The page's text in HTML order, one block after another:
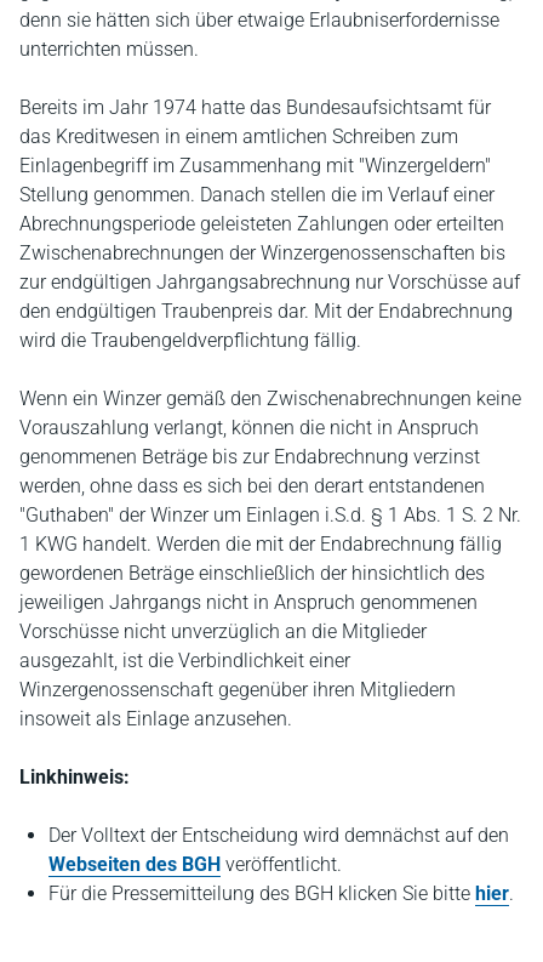
denn sie hätten sich über etwaige Erlaubniserfordernisse
unterrichten müssen.
Bereits im Jahr 1974 hatte das Bundesaufsichtsamt für
das Kreditwesen in einem amtlichen Schreiben zum
Einlagenbegriff im Zusammenhang mit "Winzergeldern"
Stellung genommen. Danach stellen die im Verlauf einer
Abrechnungsperiode geleisteten Zahlungen oder erteilten
Zwischenabrechnungen der Winzergenossenschaften bis
zur endgültigen Jahrgangsabrechnung nur Vorschüsse auf
den endgültigen Traubenpreis dar. Mit der Endabrechnung
wird die Traubengeldverpflichtung fällig.
Wenn ein Winzer gemäß den Zwischenabrechnungen keine
Vorauszahlung verlangt, können die nicht in Anspruch
genommenen Beträge bis zur Endabrechnung verzinst
werden, ohne dass es sich bei den derart entstandenen
"Guthaben" der Winzer um Einlagen i.S.d. § 1 Abs. 1 S. 2 Nr.
1 KWG handelt. Werden die mit der Endabrechnung fällig
gewordenen Beträge einschließlich der hinsichtlich des
jeweiligen Jahrgangs nicht in Anspruch genommenen
Vorschüsse nicht unverzüglich an die Mitglieder
ausgezahlt, ist die Verbindlichkeit einer
Winzergenossenschaft gegenüber ihren Mitgliedern
insoweit als Einlage anzusehen.
Linkhinweis:
Der Volltext der Entscheidung wird demnächst auf den
Webseiten des BGH veröffentlicht.
Für die Pressemitteilung des BGH klicken Sie bitte hier.